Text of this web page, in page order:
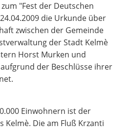
"Fest der Deutschen
die Urkunde über
zwischen der Gemeinde
der Stadt Kelmè
Horst Murken und
der Beschlüsse ihrer
Einwohnern ist der
Kelmè. Die am Fluß Krzanti